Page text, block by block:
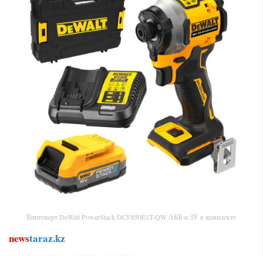
Винтоверт DeWalt PowerStack DCF850E1T-QW АКБ и ЗУ в комплекте
newstaraz.kz